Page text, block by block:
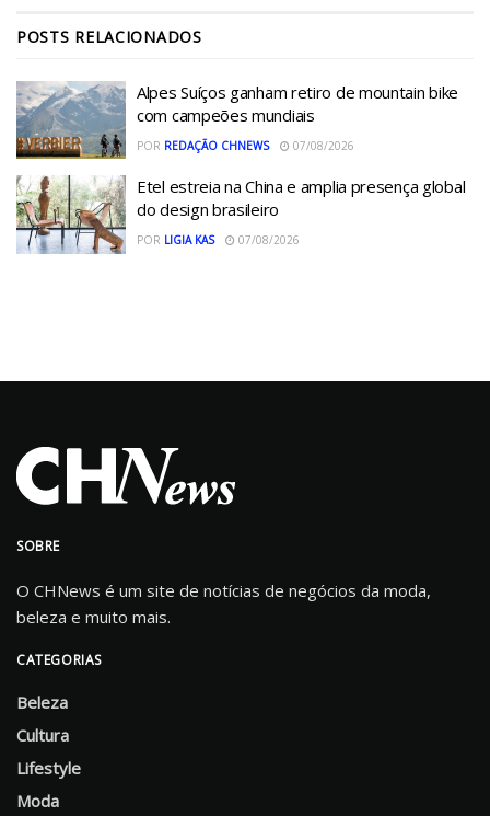
POSTS RELACIONADOS
Alpes Suíços ganham retiro de mountain bike
com campeões mundiais
POR REDAÇÃO CHNEWS 07/08/2026
Etel estreia na China e amplia presença global
do design brasileiro
POR LIGIA KAS 07/08/2026
SOBRE
O CHNews é um site de notícias de negócios da moda,
beleza e muito mais.
CATEGORIAS
Beleza
Cultura
Lifestyle
Moda